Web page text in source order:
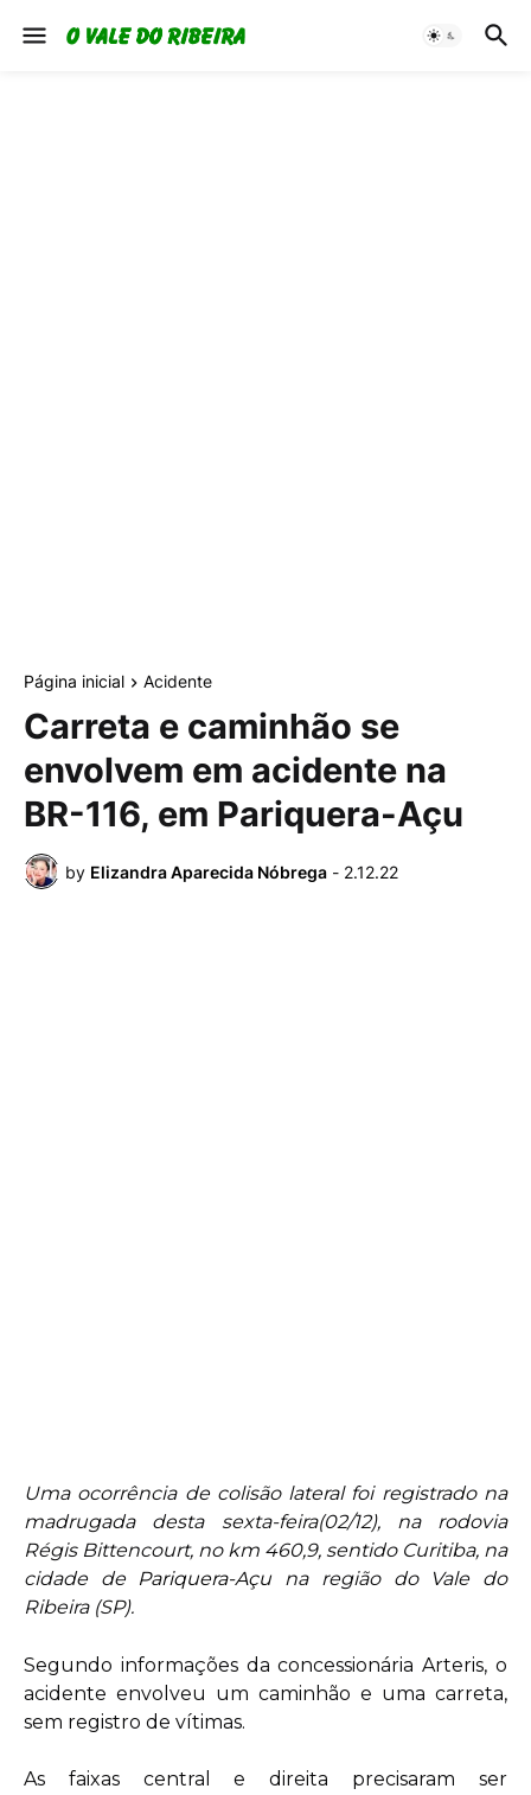
Página inicial Acidente
Carreta e caminhão se
envolvem em acidente na
BR-116, em Pariquera-Açu
by Elizandra Aparecida Nóbrega - 2.12.22
Uma ocorrência de colisão lateral foi registrado na
madrugada desta sexta-feira(02/12), na rodovia
Régis Bittencourt, no km 460,9, sentido Curitiba, na
cidade de Pariquera-Açu na região do Vale do
Ribeira (SP).
Segundo informações da concessionária Arteris, o
acidente envolveu um caminhão e uma carreta,
sem registro de vítimas.
As faixas central e direita precisaram ser